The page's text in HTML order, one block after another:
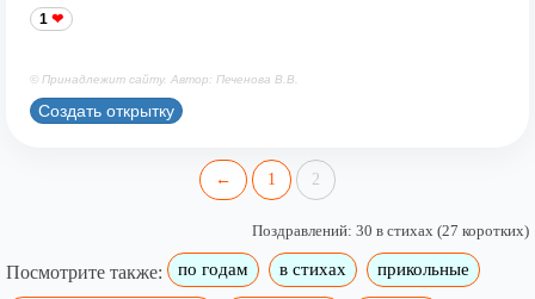
1
© Принадлежит сайту. Автор: Печенова В.В.
Создать открытку
← 1 2
Поздравлений: 30 в стихах (27 коротких)
Посмотрите также: по годам в стихах прикольные